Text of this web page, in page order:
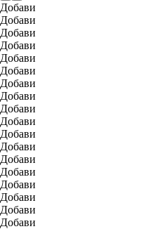
Добави
Добави
Добави
Добави
Добави
Добави
Добави
Добави
Добави
Добави
Добави
Добави
Добави
Добави
Добави
Добави
Добави
Добави